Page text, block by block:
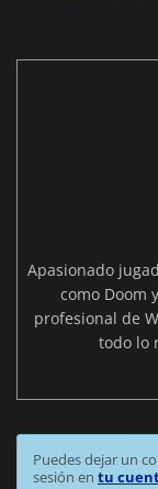
Apasionado
como Doom
profesional de
todo lo
Puedes dejar un
sesión en tu